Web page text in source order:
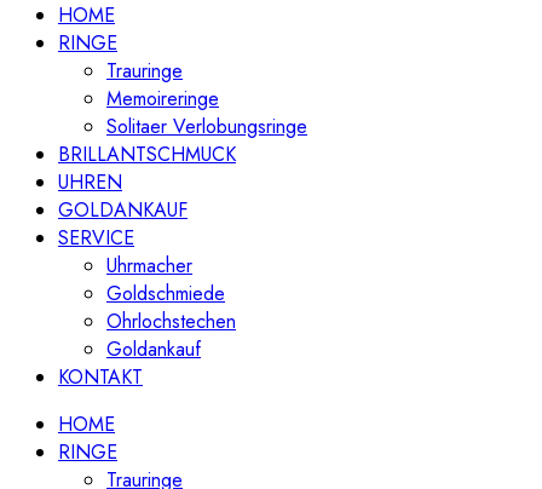
HOME
RINGE
Trauringe
Memoireringe
Solitaer Verlobungsringe
BRILLANTSCHMUCK
UHREN
GOLDANKAUF
SERVICE
Uhrmacher
Goldschmiede
Ohrlochstechen
Goldankauf
KONTAKT
HOME
RINGE
Trauringe